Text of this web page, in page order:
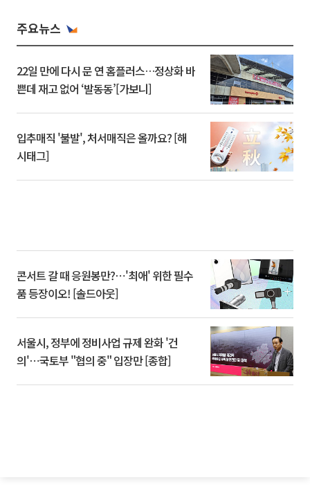
주요뉴스
22일 만에 다시 문 연 홈플러스…정상화 바
쁜데 재고 없어 ‘발동동’[가보니]
입추매직 '불발', 처서매직은 올까요? [해
시태그]
콘서트 갈 때 응원봉만?⋯'최애' 위한 필수
품 등장이오! [솔드아웃]
서울시, 정부에 정비사업 규제 완화 '건
의'⋯국토부 "협의 중" 입장만 [종합]